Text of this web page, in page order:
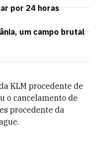
por 24 horas
um campo brutal
KLM procedente de
o cancelamento de
procedente da